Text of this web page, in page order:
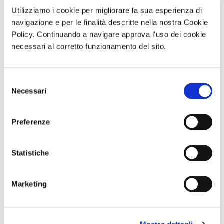
Utilizziamo i cookie per migliorare la sua esperienza di
navigazione e per le finalità descritte nella nostra Cookie
Policy. Continuando a navigare approva l'uso dei cookie
necessari al corretto funzionamento del sito.
delNecessari
Preferenze
Statistiche
Marketing
Favignana e Levanzo
di Redazione Cralt Magazine
Mini crociera alla Riserva
dello Zingaro, a Scopello e
di Redazione Cralt Magazine